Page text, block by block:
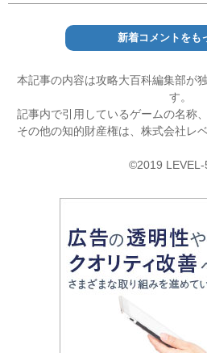
新着コメントをも
本記事の内容は攻略大百科編集部が
す。
記事内で引用しているゲームの名称
その他の知的財産権は、株式会社レ
©2019 LEVEL-